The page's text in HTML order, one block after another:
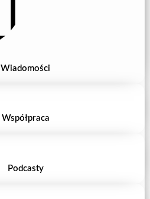
Wiadomości
Współpraca
Podcasty